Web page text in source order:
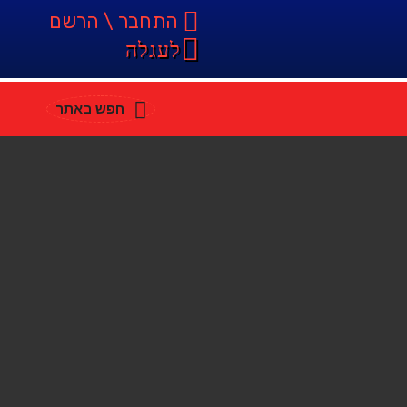
התחבר \ הרשם
לעגלה
חפש באתר